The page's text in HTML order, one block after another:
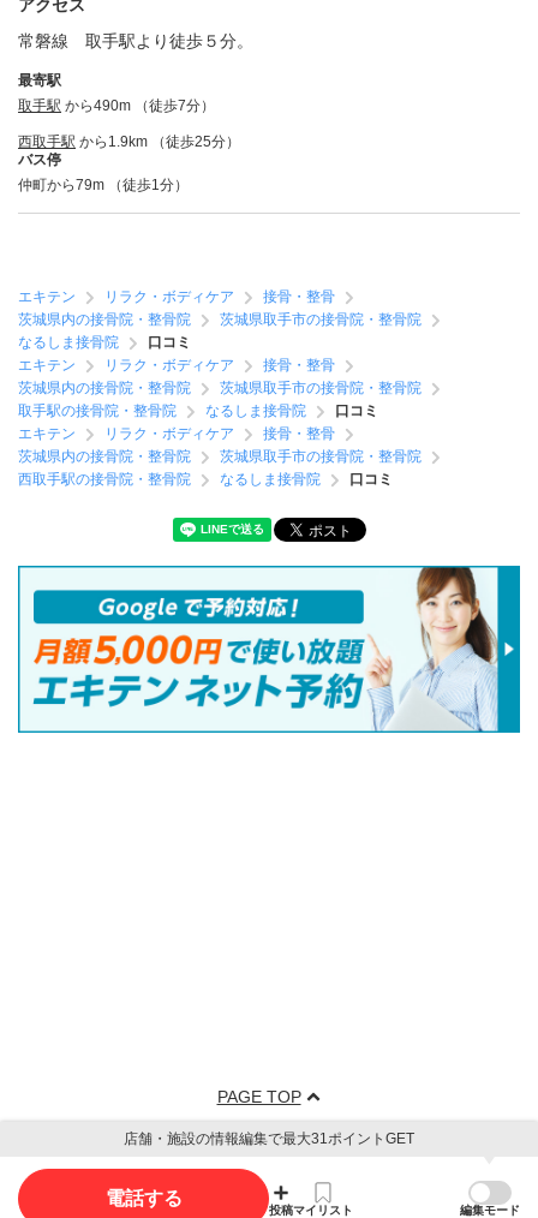
アクセス
常磐線 取手駅より徒歩５分。
最寄駅
取手駅 から490m （徒歩7分）
西取手駅 から1.9km （徒歩25分）
バス停
仲町から79m （徒歩1分）
エキテン リラク・ボディケア
接骨・整骨
茨城県内の接骨院・整骨院
茨城県取手市の接骨院・整骨院
なるしま接骨院
口コミ
エキテン
リラク・ボディケア
接骨・整骨
茨城県内の接骨院・整骨院
茨城県取手市の接骨院・整骨院
取手駅の接骨院・整骨院
なるしま接骨院
口コミ
エキテン
リラク・ボディケア
接骨・整骨
茨城県内の接骨院・整骨院
茨城県取手市の接骨院・整骨院
西取手駅の接骨院・整骨院
なるしま接骨院 口コミ
PAGE TOP
店舗・施設の情報編集で最大31ポイントGET
電話する
投稿マイリスト 編集モード